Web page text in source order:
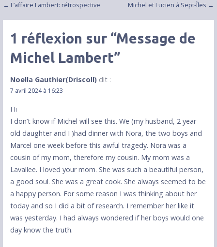
Navigation
l'article
← L’affaire Lambert: rétrospective Michel et Lucien à Sept-Îles →
1 réflexion sur “Message de
Michel Lambert”
Noella Gauthier(Driscoll) dit :
7 avril 2024 à 16:23
Hi
I don’t know if Michel will see this. We (my husband, 2 year
old daughter and I )had dinner with Nora, the two boys and
Marcel one week before this awful tragedy. Nora was a
cousin of my mom, therefore my cousin. My mom was a
Lavallee. I loved your mom. She was such a beautiful person,
a good soul. She was a great cook. She always seemed to be
a happy person. For some reason I was thinking about her
today and so I did a bit of research. I remember her like it
was yesterday. I had always wondered if her boys would one
day know the truth.